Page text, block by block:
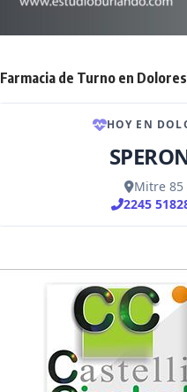
Farmacia de Turno en Dolores